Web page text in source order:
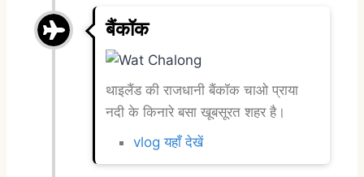
बैंकॉक
थाइलैंड की राजधानी बैंकॉक चाओ प्राया
नदी के किनारे बसा खूबसूरत शहर है।
vlog यहाँ देखें